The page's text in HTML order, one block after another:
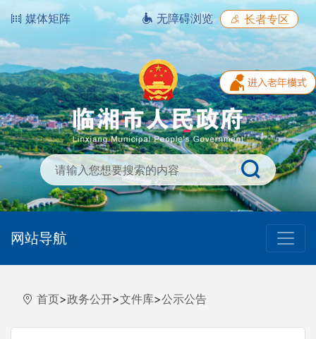
媒体矩阵 无障碍浏览 长者专区
网站导航
首页>政务公开>文件库>公示公告